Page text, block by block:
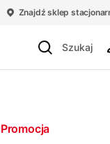
Znajdź sklep
Promocja